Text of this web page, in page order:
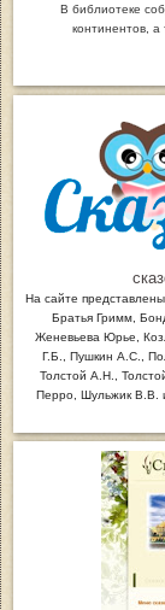
В библиотеке
континентов, а
На сайте
Братья Гримм,
Женевьева Юрье,
Г.Б., Пушкин А.С.,
Толстой А.Н.,
Перро, Шульжик В.В.